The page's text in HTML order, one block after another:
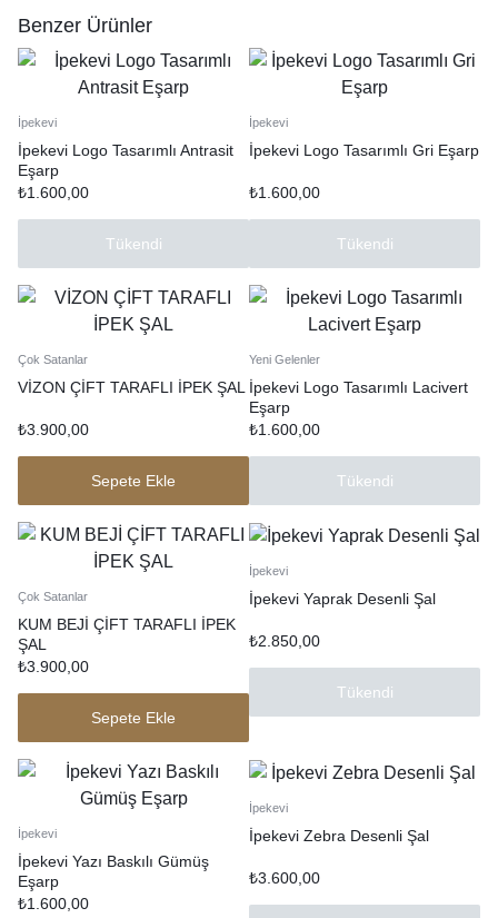
Benzer Ürünler
İpekevi
İpekevi Logo Tasarımlı Antrasit
Eşarp
₺1.600,00
Tükendi
İpekevi
İpekevi Logo Tasarımlı Gri Eşarp
₺1.600,00
Tükendi
Çok Satanlar
VİZON ÇİFT TARAFLI İPEK ŞAL
₺3.900,00
Sepete Ekle
Yeni Gelenler
İpekevi Logo Tasarımlı Lacivert
Eşarp
₺1.600,00
Tükendi
Çok Satanlar
KUM BEJİ ÇİFT TARAFLI İPEK
ŞAL
₺3.900,00
Sepete Ekle
İpekevi
İpekevi Yaprak Desenli Şal
₺2.850,00
Tükendi
İpekevi
İpekevi Yazı Baskılı Gümüş
Eşarp
₺1.600,00
İpekevi
İpekevi Zebra Desenli Şal
₺3.600,00